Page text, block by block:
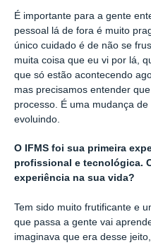
É importante para a gente
pessoal lá de fora é muito
único cuidado é de não se
muita coisa que eu vi por lá,
que só estão acontecendo
mas precisamos entender
processo. É uma mudança
evoluindo.
O IFMS foi sua primeira
profissional e tecnológica.
experiência na sua vida?
Tem sido muito frutificante e
que passa a gente vai
imaginava que era desse